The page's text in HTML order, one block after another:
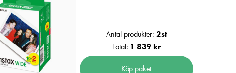
Antal produkter: 2st
Total: 1 839 kr
Köp paket